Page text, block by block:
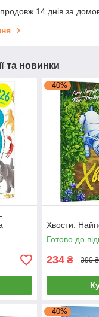
14 днів за
та новинки
–40%
Хвости.
Готово до
234 ₴ 390 ₴
–40%